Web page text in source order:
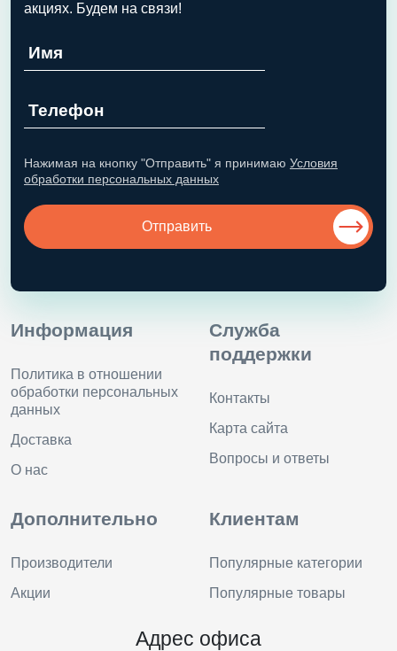
акциях. Будем на связи!
Нажимая на кнопку "Отправить" я принимаю Условия
обработки персональных данных
Отправить
Информация
Политика в отношении
обработки персональных
данных
Доставка
О нас
Служба
поддержки
Контакты
Карта сайта
Вопросы и ответы
Дополнительно
Производители
Акции
Клиентам
Популярные категории
Популярные товары
Адрес офиса